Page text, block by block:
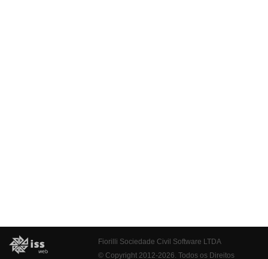
Fiorilli Sociedade Civil Software LTDA
© Copyright 2012-2026. Todos os Direitos